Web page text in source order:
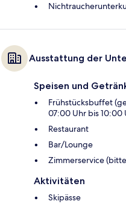
Ausstattung der
Speisen und
Frühstücksbuffet
07:00 Uhr bis 10:00
Restaurant
Bar/Lounge
Zimmerservice
Aktivitäten
Skipässe